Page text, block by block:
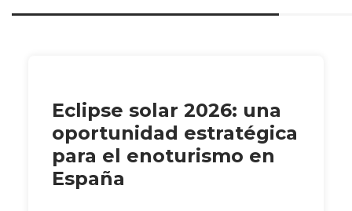
Eclipse solar 2026: una
oportunidad estratégica
para el enoturismo en
España